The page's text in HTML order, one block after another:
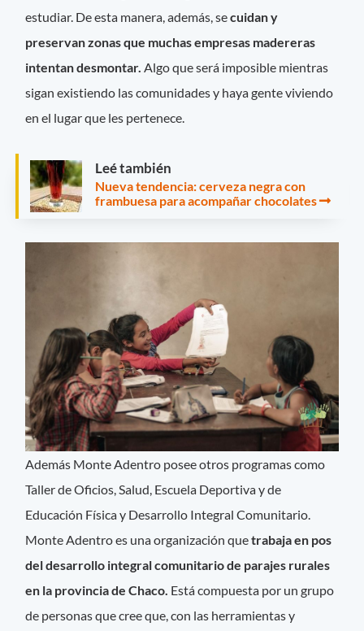
estudiar. De esta manera, además, secuidan y
preservan zonas que muchas empresas madereras
intentan desmontar. Algo que será imposible mientras
sigan existiendo las comunidades y haya gente viviendo
en el lugar que les pertenece.
Leé también
Nueva tendencia: cerveza negra con
frambuesa para acompañar chocolates
Además Monte Adentro posee otros programas como
Taller de Oficios, Salud, Escuela Deportiva y de
Educación Física y Desarrollo Integral Comunitario.
Monte Adentro es una organización quetrabaja en pos
del desarrollo integral comunitario de parajes rurales
en la provincia de Chaco. Está compuesta por un grupo
de personas que cree que, con las herramientas y